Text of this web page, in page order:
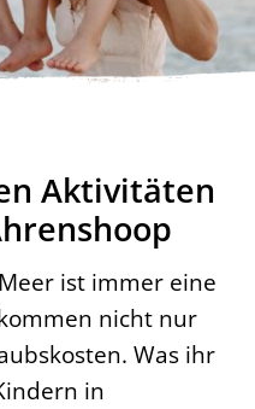
Aktivitäten
ist immer eine
nicht nur
Was ihr
in